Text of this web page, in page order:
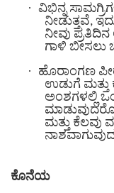
· ವಿಭಿನ್ನ
ನೀಡುತ್ತವೆ,
ನೀವು
ಗಾಳಿ ಬೀಸಲು
·
ಹೊರಾಂಗಣ
ಉಡುಗೆ ಮತ್ತು
ಅಂಶಗಳಲ್ಲಿ
ಮತ್ತು ಕೆಲವು
ಕೊನೆಯ